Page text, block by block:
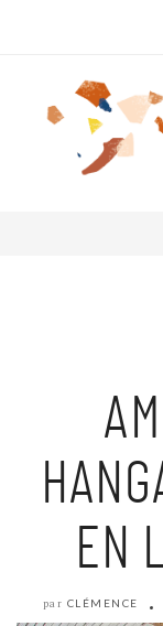
EN
par CLÉMENCE